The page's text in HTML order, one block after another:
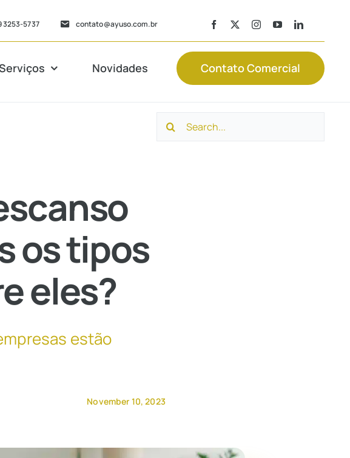
3253-5737 contato@ayuso.com.br
de
Price
de Tributos
Novidades Contato Comercial
Search
os tipos
eles?
estão
November 10, 2023